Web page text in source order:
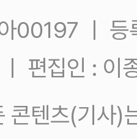
00197 ㅣ
편집인 : 이
콘텐츠(기사)